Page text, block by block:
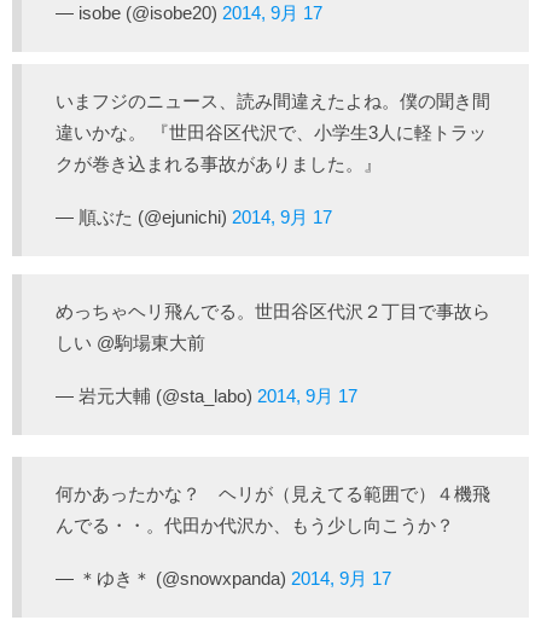
— isobe (@isobe20) 2014, 9月 17
いまフジのニュース、読み間違えたよね。僕の聞き間
違いかな。 『世田谷区代沢で、小学生3人に軽トラッ
クが巻き込まれる事故がありました。』
— 順ぶた (@ejunichi) 2014, 9月 17
めっちゃヘリ飛んでる。世田谷区代沢２丁目で事故ら
しい @駒場東大前
— 岩元大輔 (@sta_labo) 2014, 9月 17
何かあったかな？ ヘリが（見えてる範囲で）４機飛
んでる・・。代田か代沢か、もう少し向こうか？
— ＊ゆき＊ (@snowxpanda) 2014, 9月 17